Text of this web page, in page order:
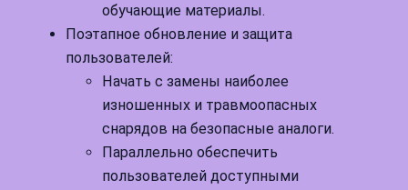
обучающие материалы.
Поэтапное обновление и защита
пользователей:
Начать с замены наиболее
изношенных и травмоопасных
снарядов на безопасные аналоги.
Параллельно обеспечить
пользователей доступными